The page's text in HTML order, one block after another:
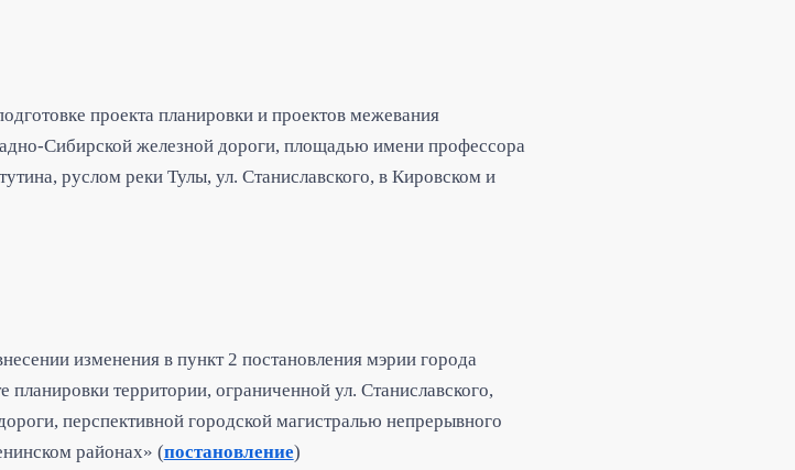
проекта планировки и проектов межевания
Сибирской железной дороги, площадью имени профессора
руслом реки Тулы, ул. Станиславского, в Кировском и
изменения в пункт 2 постановления мэрии города
территории, ограниченной ул. Станиславского,
перспективной городской магистралью непрерывного
районах» (постановление)